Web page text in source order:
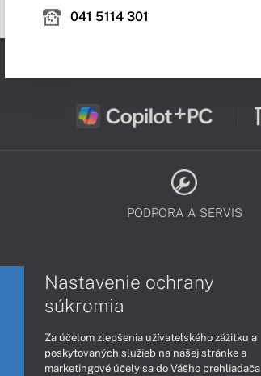
041 5114 301
PODPORA A SERVIS
Nastavenie ochrany
súkromia
Za účelom zlepšenia užívateľského zážitku a
poskytovaných služieb na našej stránke a
marketingové účely sa do Vášho prehliadača